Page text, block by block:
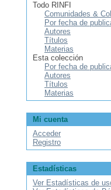
Todo RINFI
Comunidades &
Por fecha de
Autores
Títulos
Materias
Esta colección
Por fecha de
Autores
Títulos
Materias
Mi cuenta
Acceder
Registro
Estadísticas
Ver Estadísticas de